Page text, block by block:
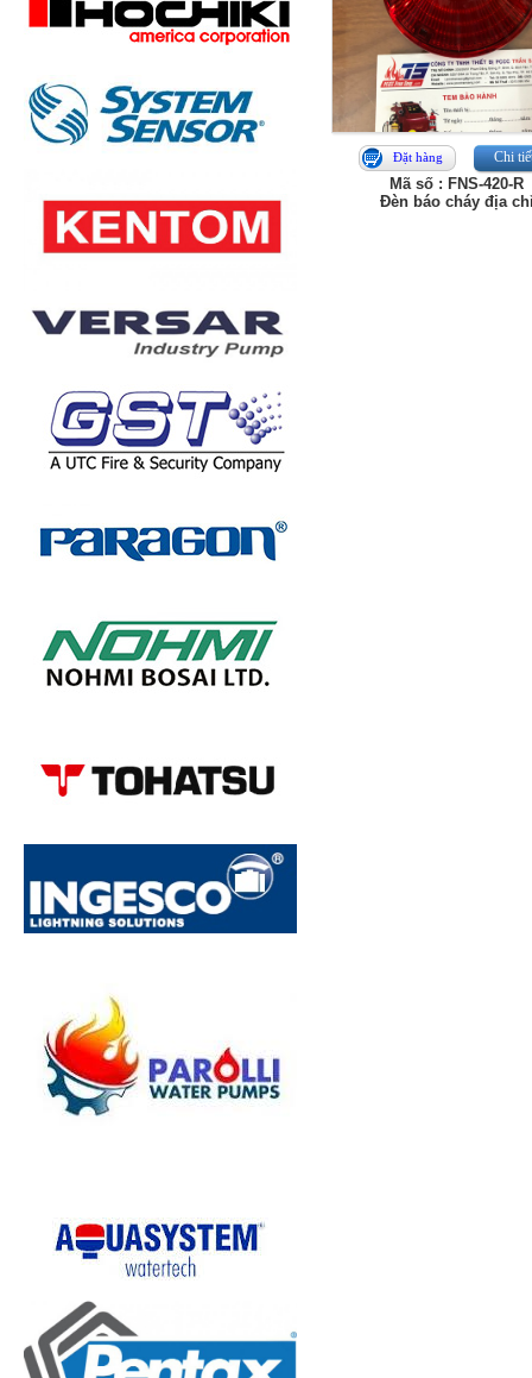
Đặt hàng Chi
Mã số : FNS‑420‑R
Đèn báo cháy địa